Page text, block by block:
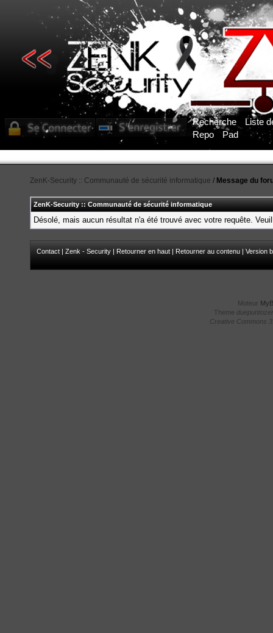
Recherche
Liste
Repo
Pad
ZenK-Security :: Communauté de sécurité informatique / Message du
ZenK-Security :: Communauté de sécurité informatique
Désolé, mais aucun résultat n'a été trouvé avec votre requête.
Contact | Zenk - Security | Retourner en haut | Retourner au contenu | Version
Moteur
Theme
Creative Commons